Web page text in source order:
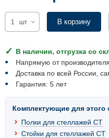
шт В корзину
В наличии, отгрузка со
Напрямую от производителя
Доставка по всей России,
Гарантия: 5 лет
Комплектующие для этого
Полки для стеллажей СТ
Стойки для стеллажей СТ